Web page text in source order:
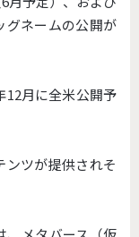
グネームの公開が
12月に全米公開予
ツが提供されそ